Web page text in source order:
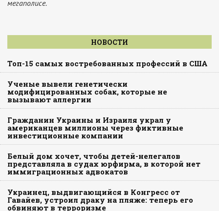
мегаполисе.
НОВОСТИ
Топ-15 самых востребованных профессий в США
Ученые вывели генетически
модифицированных собак, которые не
вызывают аллергии
Гражданин Украины и Израиля украл у
американцев миллионы через фиктивные
инвестиционные компании
Белый дом хочет, чтобы детей-нелегалов
представляла в судах юрфирма, в которой нет
иммиграционных адвокатов
Украинец, выдвигающийся в Конгресс от
Гавайев, устроил драку на пляже: теперь его
обвиняют в терроризме